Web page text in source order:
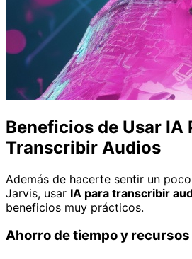
Beneficios de Usar IA
Transcribir Audios
Además de hacerte sentir un
Jarvis, usar IA para transcribir
beneficios muy prácticos.
Ahorro de tiempo y recursos